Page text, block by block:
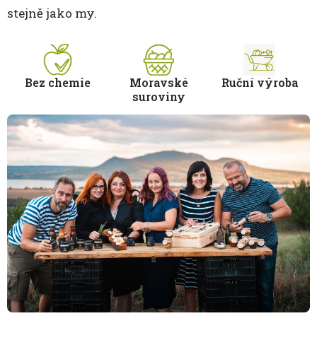
stejně jako my.
Bez chemie
Moravské
suroviny
Ruční výroba